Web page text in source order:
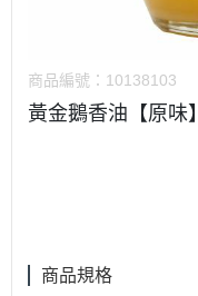
商品編號： 10138103
黃金鵝香油【原味】
商品規格